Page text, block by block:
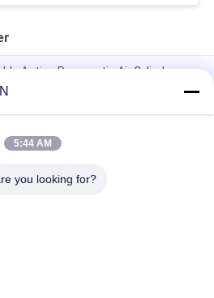
Acting Pneumatic Air Cylinder
gỉ Mini xi lanh không khí khí
Pneumatic Air Cylinder With
5:44 AM
you looking for?